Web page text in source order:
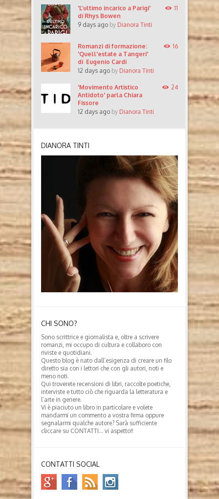
'L’ultimo incarico a Parigi'
di Rhys Bowen
9 days ago by Dianora Tinti
11
Romanzi di formazione:
'Quell'estate a Tangeri'
di Eugenio Cardi
12 days ago by Dianora Tinti
16
'Movimento Artistico
Antidoto' parla Chiara
Fissore
12 days ago by Dianora Tinti
24
DIANORA TINTI
CHI SONO?
Sono scrittrice e giornalista e, oltre a scrivere
romanzi, mi occupo di cultura e collaboro con
riviste e quotidiani.
Questo blog è nato dall’esigenza di creare un filo
diretto sia con i lettori che con gli autori, noti e
meno noti.
Qui troverete recensioni di libri, raccolte poetiche,
interviste e tutto ciò che riguarda la letteratura e
l’arte in genere.
Vi è piaciuto un libro in particolare e volete
mandarmi un commento a vostra firma oppure
segnalarmi qualche autore? Sarà sufficiente
cliccare su CONTATTI… vi aspetto!!
CONTATTI SOCIAL